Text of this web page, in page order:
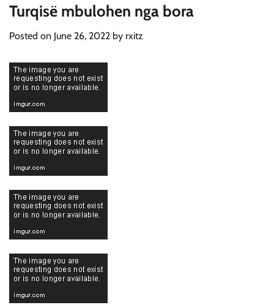
Turqisë mbulohen nga bora
Posted on June 26, 2022 by rxitz